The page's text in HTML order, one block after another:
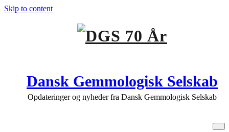
Skip to content
Dansk Gemmologisk Selskab
Opdateringer og nyheder fra Dansk Gemmologisk Selskab